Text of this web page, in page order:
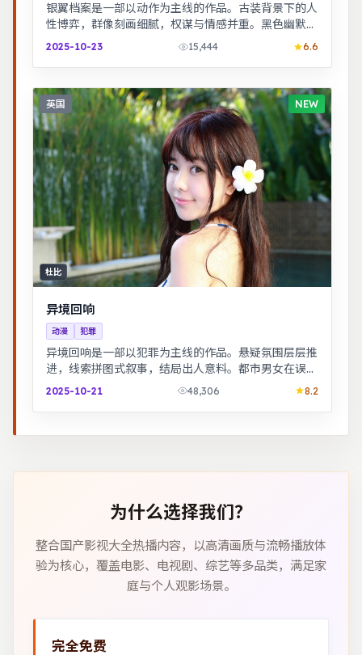
银翼档案是一部以动作为主线的作品。古装背景下的人
性博弈，群像刻画细腻，权谋与情感并重。黑色幽默包
裹社会寓言，荒诞中见真实。
2025-10-23 15,444 6.6
英国 NEW
杜比
异境回响
动漫 犯罪
异境回响是一部以犯罪为主线的作品。悬疑氛围层层推
进，线索拼图式叙事，结局出人意料。都市男女在误会
与试探中走近彼此，笑泪交织的成长故事。
2025-10-21 48,306 8.2
为什么选择我们？
整合国产影视大全热播内容，以高清画质与流畅播放体
验为核心，覆盖电影、电视剧、综艺等多品类，满足家
庭与个人观影场景。
完全免费